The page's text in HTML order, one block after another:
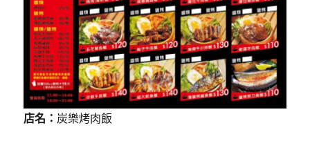
店名： 炭樂烤肉飯